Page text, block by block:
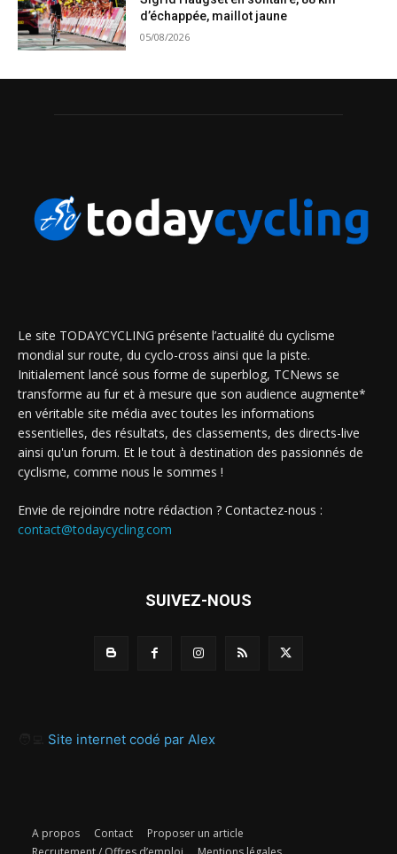
d’échappée, maillot jaune
05/08/2026
Le site TODAYCYCLING présente l’actualité du cyclisme
mondial sur route, du cyclo-cross ainsi que la piste.
Initialement lancé sous forme de superblog, TCNews se
transforme au fur et à mesure que son audience augmente*
en véritable site média avec toutes les informations
essentielles, des résultats, des classements, des directs-live
ainsi qu'un forum. Et le tout à destination des passionnés de
cyclisme, comme nous le sommes !
Envie de rejoindre notre rédaction ? Contactez-nous :
contact@todaycycling.com
SUIVEZ-NOUS
Site internet codé par Alex
A propos Contact
Proposer un article